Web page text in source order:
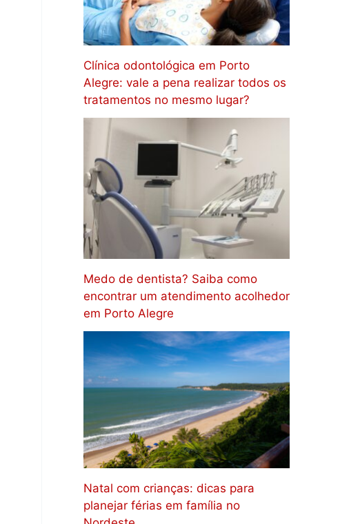
Clínica odontológica em Porto
Alegre: vale a pena realizar todos os
tratamentos no mesmo lugar?
Medo de dentista? Saiba como
encontrar um atendimento acolhedor
em Porto Alegre
Natal com crianças: dicas para
planejar férias em família no